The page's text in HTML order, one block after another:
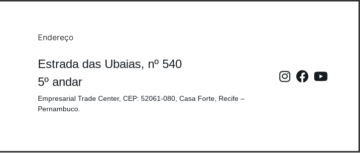
Endereço
Estrada das Ubaias, nº 540
5º andar
Empresarial Trade Center, CEP: 52061-080, Casa Forte, Recife –
Pernambuco.